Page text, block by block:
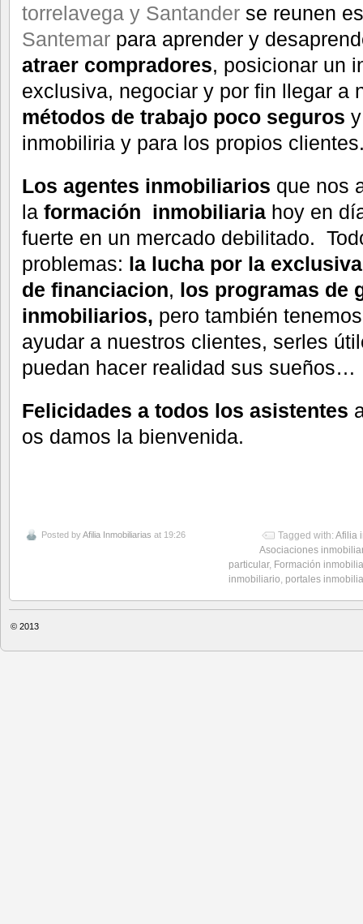
torrelavega y Santander se reunen
Santemar para aprender y
atraer compradores, posicionar un
exclusiva, negociar y por fin llegar a
métodos de trabajo poco seguros
inmobiliria y para los propios
Los agentes inmobiliarios que nos
la formación inmobiliaria hoy en
fuerte en un mercado debilitado.
problemas: la lucha por la exclusiva
de financiacion, los programas de
inmobiliarios, pero también
ayudar a nuestros clientes, serles
puedan hacer realidad sus sueños…
Felicidades a todos los asistentes
os damos la bienvenida.
Posted byAfilia Inmobiliarias at 19:26 Tagged with: Afilia
Asociaciones
particular, Formación
inmobiliario, portales
© 2013